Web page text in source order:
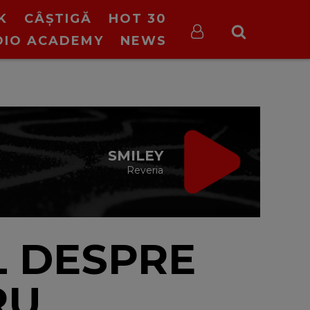
CÂȘTIGĂ
HOT 30
ACADEMY NEWS
STOP VIRGIN
cu Virgin Radio Romania